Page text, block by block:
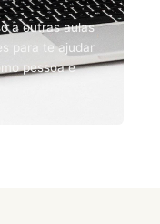
a outras aulas
para te ajudar
pessoa e